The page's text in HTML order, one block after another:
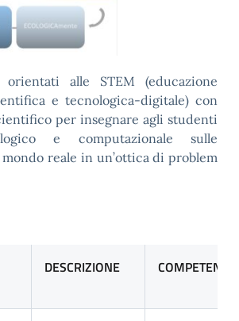
orientati alle STEM (educazione
e tecnologica-digitale) con
per insegnare agli studenti
e computazionale sulle
reale in un’ottica di problem
DESCRIZIONE COMPETENZE